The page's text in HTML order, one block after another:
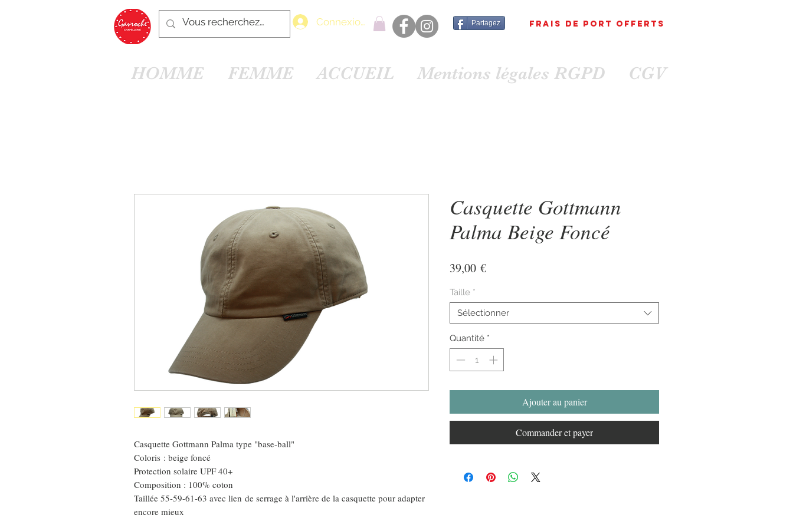
Connexion Partagez FRAIS DE PORT OFFErts
HOMME FEMME ACCUEIL Mentions légales RGPD CGV
Casquette Gottmann Palma type "base-ball"
Coloris : beige foncé
Protection solaire UPF 40+
Composition : 100% coton
Taillée 55-59-61-63 avec lien de serrage à l'arrière de la casquette pour adapter
encore mieux
Casquette Gottmann
Palma Beige Foncé
39,00 €Prix
Taille *
Sélectionner
Quantité *
Ajouter au panier
Commander et payer